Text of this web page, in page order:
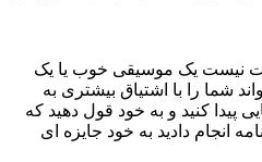
نیست یک موسیقی خوب یا یک
شما را با اشتیاق بیشتری به
پیدا کنید و به خود قول دهید که
انجام دادید به خود جایزه ای